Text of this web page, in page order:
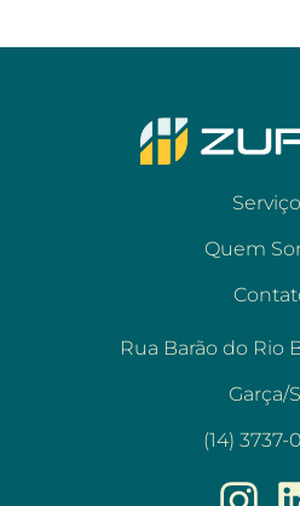
Quem
Rua Barão do Rio
Garça/
(14) 3737-